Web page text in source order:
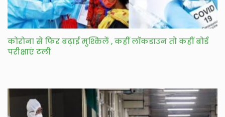
कोरोना से फिर बढ़ाई मुश्किलें , कहीं लॉकडाउन तो कहीं बोर्ड
परीक्षाएं टली